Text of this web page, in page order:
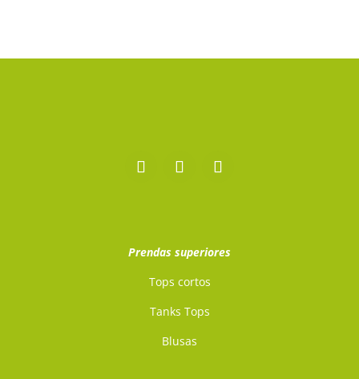
Prendas superiores
Tops cortos
Tanks Tops
Blusas